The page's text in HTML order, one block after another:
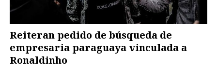
Reiteran pedido de búsqueda de
empresaria paraguaya vinculada a
Ronaldinho